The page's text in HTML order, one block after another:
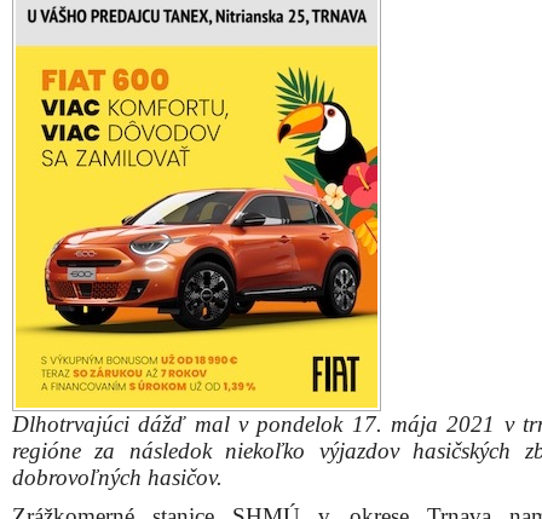
Dlhotrvajúci dážď mal v pondelok 17. mája 2021 v
regióne za následok niekoľko výjazdov hasičských
dobrovoľných hasičov.